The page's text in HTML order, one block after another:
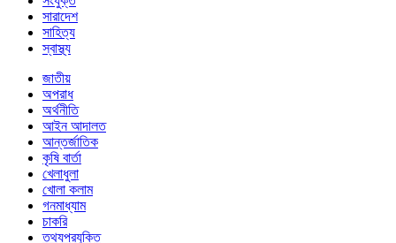
সারাদেশ
সাহিত্য
স্বাস্থ্য
জাতীয়
অপরাধ
অর্থনীতি
আইন আদালত
আন্তর্জাতিক
কৃষি বার্তা
খেলাধুলা
খোলা কলাম
গনমাধ্যাম
চাকরি
তথ্যপ্রযুক্তি